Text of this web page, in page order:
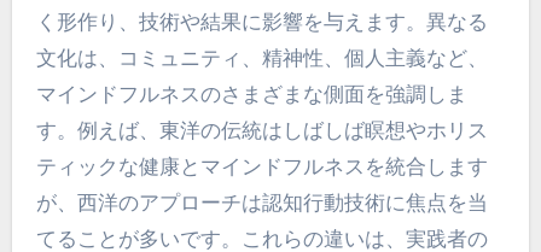
く形作り、技術や結果に影響を与えます。異なる
文化は、コミュニティ、精神性、個人主義など、
マインドフルネスのさまざまな側面を強調しま
す。例えば、東洋の伝統はしばしば瞑想やホリス
ティックな健康とマインドフルネスを統合します
が、西洋のアプローチは認知行動技術に焦点を当
てることが多いです。これらの違いは、実践者の